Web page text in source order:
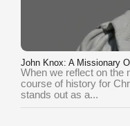
John Knox: A Missionary
When we reflect on the
course of history for
stands out as a...